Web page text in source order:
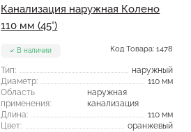
Канализация наружная Колено
110 мм (45°)
В наличии Код Товара: 1478
Тип:
наружный
Диаметр:
110 мм
Область
применения:
наружная
канализация
Длина:
110 мм
Цвет:
оранжевый